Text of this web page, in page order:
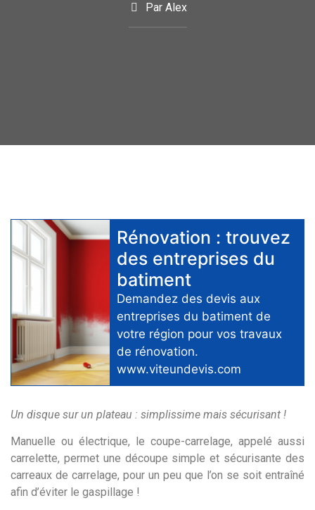
ParAlex
Rénovation : trouvez
des entreprises du
batiment
Demandez des devis aux
entreprises du batiment de
votre région pour vos travaux
de rénovation.
www.viteundevis.com
Un disque sur un plateau : simplissime mais sécurisant !
Manuelle ou électrique, le coupe-carrelage, appelé aussi
carrelette, permet une découpe simple et sécurisante des
carreaux de carrelage, pour un peu que l’on se soit entraîné
afin d’éviter le gaspillage !